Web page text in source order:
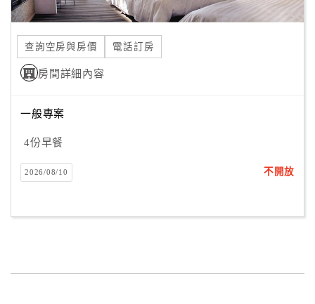
合
提
案
飯
合
作
廠
查詢空房與房價 電話訂房
房間詳細內容
一般專案
4份早餐
2026/08/10 不開放